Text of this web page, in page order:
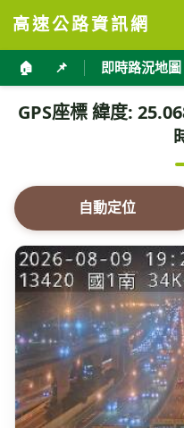
高速公路資訊網
🏠 📌 即時路況地圖
GPS座標 緯度:
自動定位